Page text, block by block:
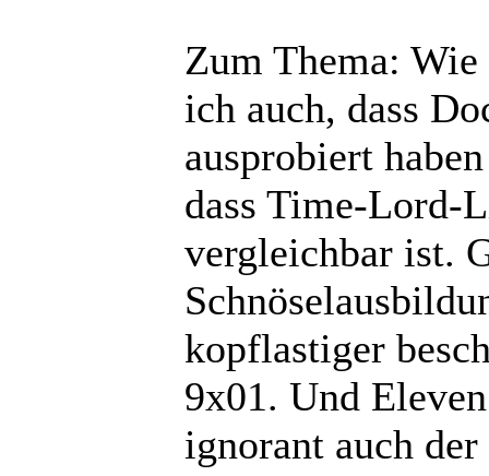
Zum Thema: Wie
ich auch, dass
ausprobiert
dass Time-Lord-
vergleichbar ist.
kopflastiger
9x01. Und
ignorant auch